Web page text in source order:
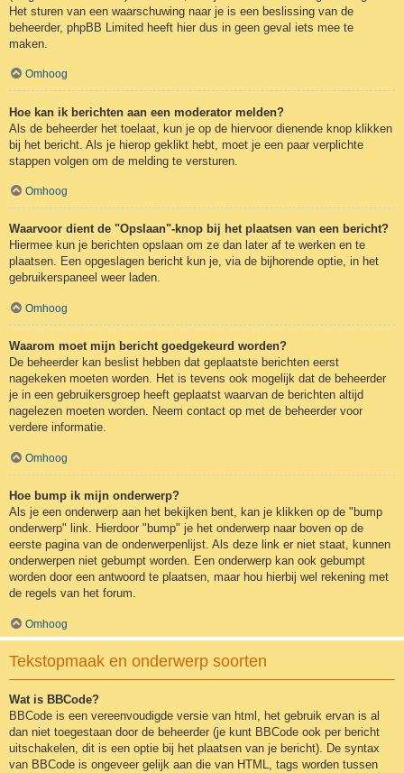
Het sturen van een waarschuwing naar je is een beslissing van de
beheerder, phpBB Limited heeft hier dus in geen geval iets mee te
maken.
Omhoog
Hoe kan ik berichten aan een moderator melden?
Als de beheerder het toelaat, kun je op de hiervoor dienende knop klikken
bij het bericht. Als je hierop geklikt hebt, moet je een paar verplichte
stappen volgen om de melding te versturen.
Omhoog
Waarvoor dient de "Opslaan"-knop bij het plaatsen van een bericht?
Hiermee kun je berichten opslaan om ze dan later af te werken en te
plaatsen. Een opgeslagen bericht kun je, via de bijhorende optie, in het
gebruikerspaneel weer laden.
Omhoog
Waarom moet mijn bericht goedgekeurd worden?
De beheerder kan beslist hebben dat geplaatste berichten eerst
nagekeken moeten worden. Het is tevens ook mogelijk dat de beheerder
je in een gebruikersgroep heeft geplaatst waarvan de berichten altijd
nagelezen moeten worden. Neem contact op met de beheerder voor
verdere informatie.
Omhoog
Hoe bump ik mijn onderwerp?
Als je een onderwerp aan het bekijken bent, kan je klikken op de "bump
onderwerp" link. Hierdoor "bump" je het onderwerp naar boven op de
eerste pagina van de onderwerpenlijst. Als deze link er niet staat, kunnen
onderwerpen niet gebumpt worden. Een onderwerp kan ook gebumpt
worden door een antwoord te plaatsen, maar hou hierbij wel rekening met
de regels van het forum.
Omhoog
Tekstopmaak en onderwerp soorten
Wat is BBCode?
BBCode is een vereenvoudigde versie van html, het gebruik ervan is al
dan niet toegestaan door de beheerder (je kunt BBCode ook per bericht
uitschakelen, dit is een optie bij het plaatsen van je bericht). De syntax
van BBCode is ongeveer gelijk aan die van HTML, tags worden tussen